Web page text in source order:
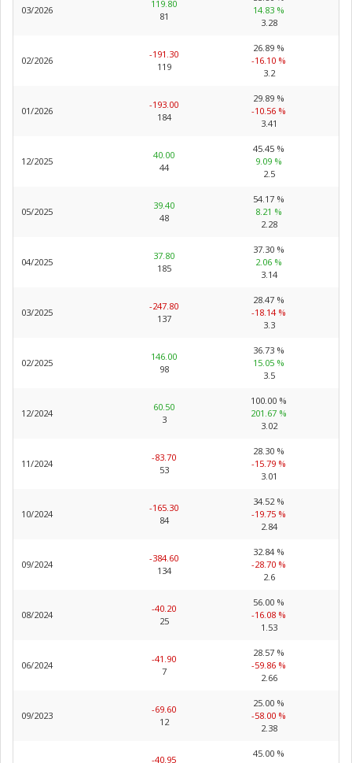
03/2026
119.80
81
14.83 %
3.28
02/2026
-191.30
119
26.89 %
-16.10 %
3.2
01/2026
-193.00
184
29.89 %
-10.56 %
3.41
12/2025
40.00
44
45.45 %
9.09 %
2.5
05/2025
39.40
48
54.17 %
8.21 %
2.28
04/2025
37.80
185
37.30 %
2.06 %
3.14
03/2025
-247.80
137
28.47 %
-18.14 %
3.3
02/2025
146.00
98
36.73 %
15.05 %
3.5
12/2024
60.50
3
100.00 %
201.67 %
3.02
11/2024
-83.70
53
28.30 %
-15.79 %
3.01
10/2024
-165.30
84
34.52 %
-19.75 %
2.84
09/2024
-384.60
134
32.84 %
-28.70 %
2.6
08/2024
-40.20
25
56.00 %
-16.08 %
1.53
06/2024
-41.90
7
28.57 %
-59.86 %
2.66
09/2023
-69.60
12
25.00 %
-58.00 %
2.38
-40.95
45.00 %